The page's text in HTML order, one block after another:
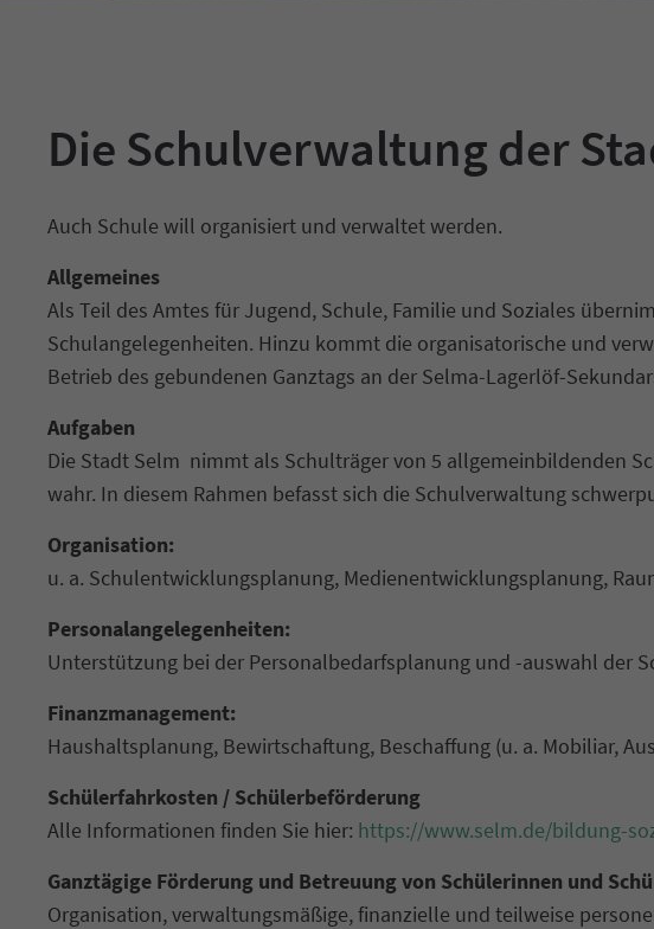
Die Schulverwaltung der
Auch Schule will organisiert und verwaltet werden.
Allgemeines
Als Teil des Amtes für Jugend, Schule, Familie und Soziales
Schulangelegenheiten. Hinzu kommt die organisatorische und
Betrieb des gebundenen Ganztags an der Selma-Lagerlöf-
Aufgaben
Die Stadt Selm nimmt als Schulträger von 5 allgemeinbildenden
wahr. In diesem Rahmen befasst sich die Schulverwaltung
Organisation:
u. a. Schulentwicklungsplanung, Medienentwicklungsplanung,
Personalangelegenheiten:
Unterstützung bei der Personalbedarfsplanung und -auswahl der
Finanzmanagement:
Haushaltsplanung, Bewirtschaftung, Beschaffung (u. a. Mobiliar,
Schülerfahrkosten / Schülerbeförderung
Alle Informationen finden Sie hier: https://www.selm.de/bildung-
Ganztägige Förderung und Betreuung von Schülerinnen und
Organisation, verwaltungsmäßige, finanzielle und teilweise